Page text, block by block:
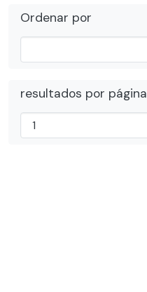
Ordenar por
resultados por página